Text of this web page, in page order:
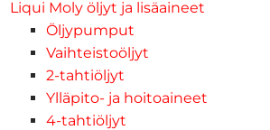
Liqui Moly öljyt ja lisäaineet
Öljypumput
Vaihteistoöljyt
2-tahtiöljyt
Ylläpito- ja hoitoaineet
4-tahtiöljyt